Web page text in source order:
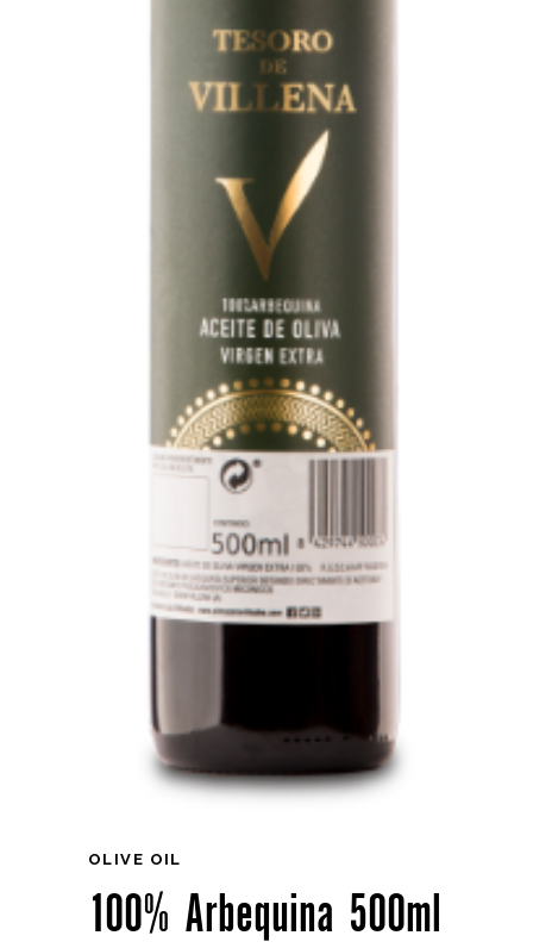
OLIVE OIL
100% Arbequina 500ml